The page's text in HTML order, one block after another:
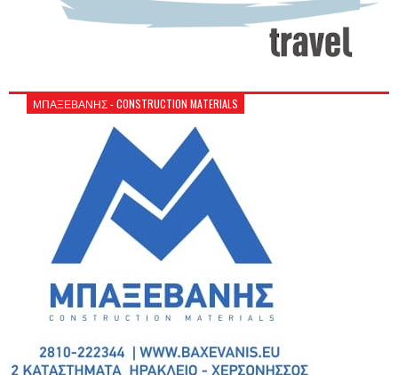
ΜΠΑΞΕΒΑΝΗΣ - CONSTRUCTION MATERIALS